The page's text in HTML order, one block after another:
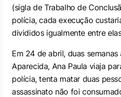
(sigla de Trabalho de
polícia, cada execução
divididos igualmente entre
Em 24 de abril, duas
Aparecida, Ana Paula viaja
polícia, tenta matar duas
assassinato não foi